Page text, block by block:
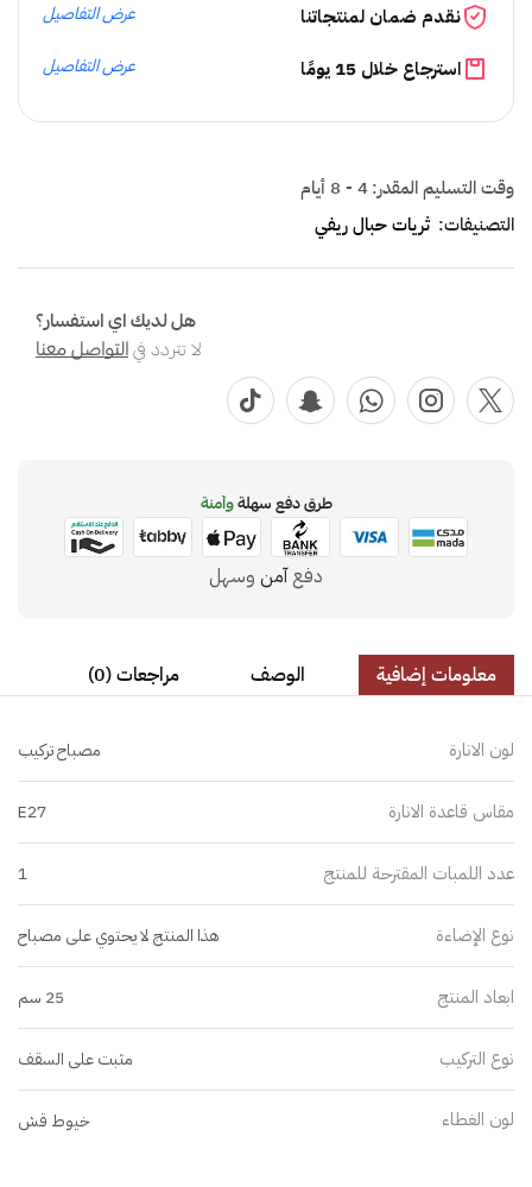
نقدم ضمان لمنتجاتنا عرض التفاصيل
استرجاع خلال 15 يومًا عرض التفاصيل
وقت التسليم المقدر:4 - 8 أيام
التصنيفات: ثريات حبال ريفي
هل لديك اي استفسار؟
لا تتردد فيالتواصل معنا
طرق دفع سهلةوآمنة
دفعآمن وسهل
معلومات إضافية الوصف مراجعات (0)
لون الانارة مصباح تركيب
مقاس قاعدة الانارة E27
عدد اللمبات المقترحة للمنتج 1
نوع الإضاءة هذا المنتج لا يحتوي على مصباح
ابعاد المنتج 25 سم
نوع التركيب مثبت على السقف
لون الغطاء خيوط قش